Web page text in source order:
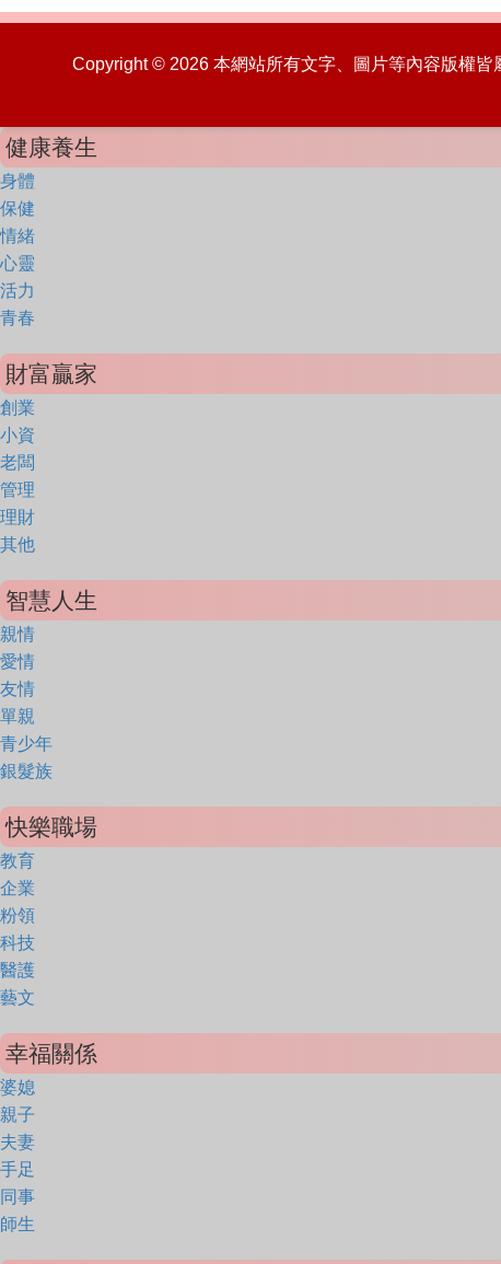
Copyright © 2026 本網站所有文字、圖片等內容版權
健康養生
身體
保健
情緒
心靈
活力
青春
財富贏家
創業
小資
老闆
管理
理財
其他
智慧人生
親情
愛情
友情
單親
青少年
銀髮族
快樂職場
教育
企業
粉領
科技
醫護
藝文
幸福關係
婆媳
親子
夫妻
手足
同事
師生